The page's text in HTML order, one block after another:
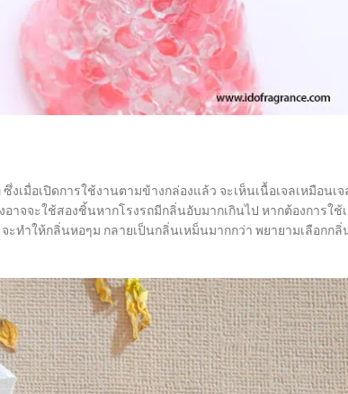
มื่อเปิดการใช้งานตามข้างกล่องแล้ว จะเห็นเนื้อเจลเหมือนเจ
จจะใช้สองชิ้นหากโรงรถมีกลิ่นอับมากเกินไป หากต้องการใช้
ทำให้กลิ่นหอๆม กลายเป็นกลิ่นเหม็นมากกว่า พยายามเลือกกลิ่